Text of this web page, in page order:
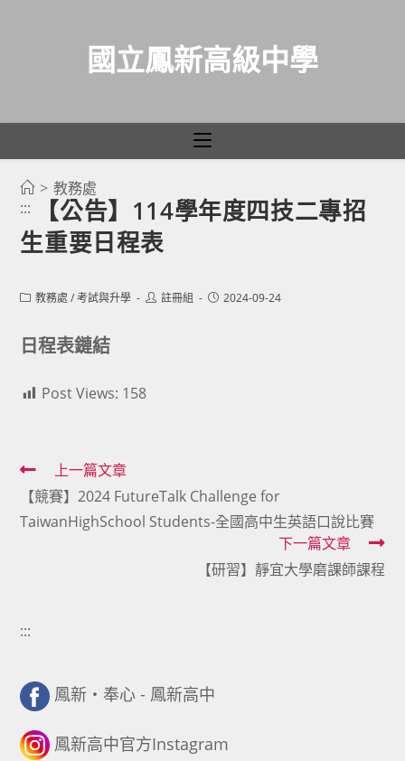
國立鳳新高級中學
> 教務處
:::
【公告】114學年度四技二專招
生重要日程表
Post教務處 / 考試與升學
Post註冊組
Post2024-09-24
日程表鏈結
Post Views: 158
Read
more
articles
上一篇文章
【競賽】2024 FutureTalk Challenge for
TaiwanHighSchool Students-全國高中生英語口說比賽
下一篇文章
【研習】靜宜大學磨課師課程
:::
鳳新・奉心 - 鳳新高中
鳳新高中官方Instagram